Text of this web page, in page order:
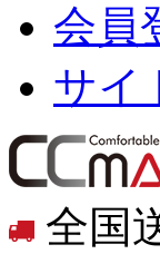
会員
サイ
全国